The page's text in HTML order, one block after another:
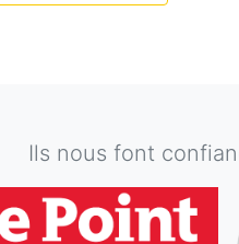
Ils nous font